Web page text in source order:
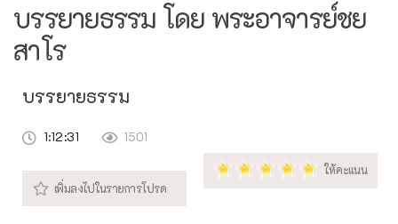
บรรยายธรรม โดย พระอาจารย์ชย
สาโร
บรรยายธรรม
1:12:31 1501